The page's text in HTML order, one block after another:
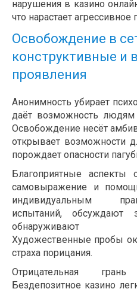
нарушения в казино
что нарастает агрессивное
Освобождение в
конструктивные и
проявления
Анонимность убирает
даёт возможность
Освобождение несёт
открывает возможности
порождает опасности
Благоприятные аспекты
самовыражение и
индивидуальным
испытаний, обсуждают
обнаруживают
Художественные пробы
страха порицания.
Отрицательная
Бездепозитное казино